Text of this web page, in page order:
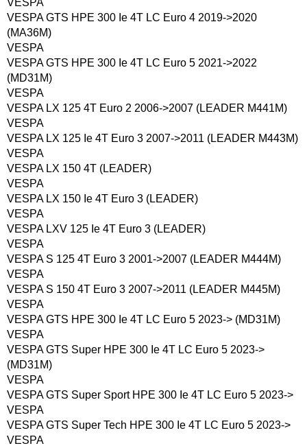
VESPA GTS HPE 300 Ie 4T LC Euro 4 2019->2020
(MA36M)
VESPA
VESPA GTS HPE 300 Ie 4T LC Euro 5 2021->2022
(MD31M)
VESPA
VESPA LX 125 4T Euro 2 2006->2007 (LEADER M441M)
VESPA
VESPA LX 125 Ie 4T Euro 3 2007->2011 (LEADER M443M)
VESPA
VESPA LX 150 4T (LEADER)
VESPA
VESPA LX 150 Ie 4T Euro 3 (LEADER)
VESPA
VESPA LXV 125 Ie 4T Euro 3 (LEADER)
VESPA
VESPA S 125 4T Euro 3 2001->2007 (LEADER M444M)
VESPA
VESPA S 150 4T Euro 3 2007->2011 (LEADER M445M)
VESPA
VESPA GTS HPE 300 Ie 4T LC Euro 5 2023-> (MD31M)
VESPA
VESPA GTS Super HPE 300 Ie 4T LC Euro 5 2023->
(MD31M)
VESPA
VESPA GTS Super Sport HPE 300 Ie 4T LC Euro 5 2023->
VESPA
VESPA GTS Super Tech HPE 300 Ie 4T LC Euro 5 2023->
VESPA